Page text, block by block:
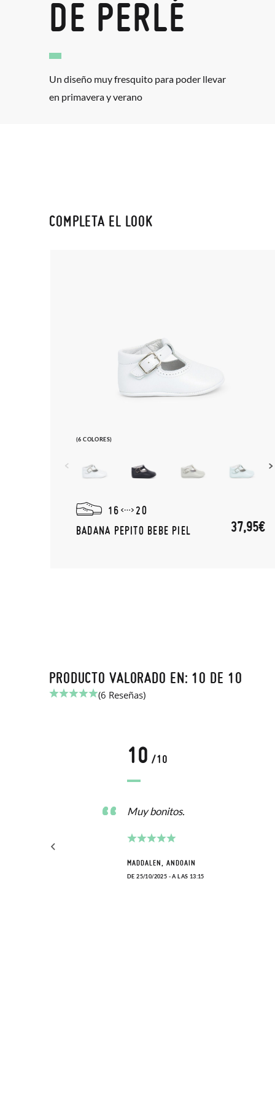
DE PERLÉ
Un diseño muy fresquito para poder llevar
en primavera y verano
COMPLETA EL LOOK
(6 COLORES)
16
20
BADANA PEPITO BEBE PIEL
37,95€
PRODUCTO VALORADO EN: 10 DE 10
(6 Reseñas)
10 /10
Muy bonitos.
MADDALEN, ANDOAIN
DE 25/10/2025 - A LAS 13:15